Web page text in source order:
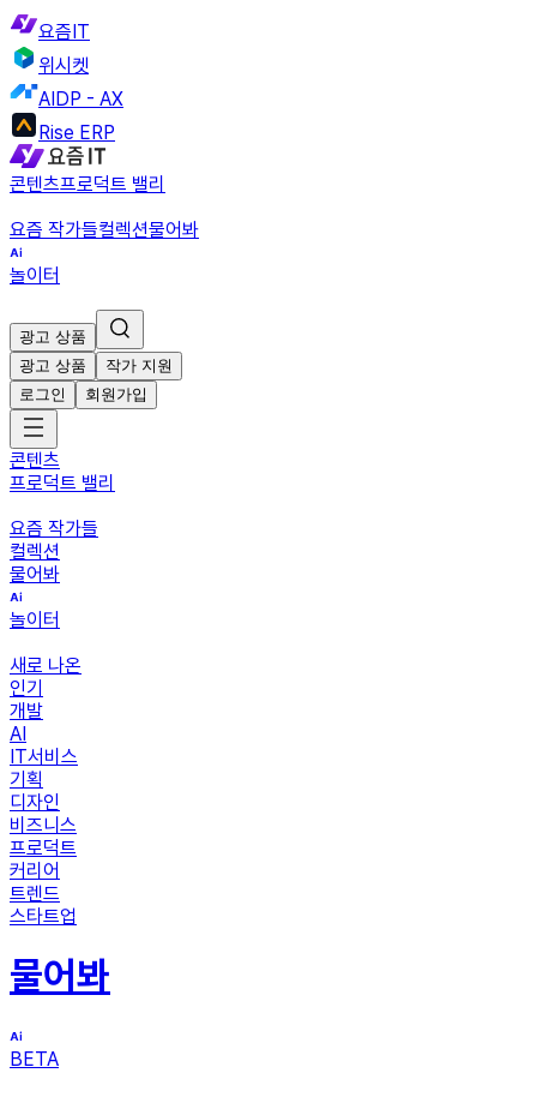
요즘IT
위시켓
AIDP - AX
Rise ERP
콘텐츠프로덕트 밸리
요즘 작가들컬렉션물어봐
놀이터
광고 상품
광고 상품
작가 지원
로그인
회원가입
콘텐츠
프로덕트 밸리
요즘 작가들
컬렉션
물어봐
놀이터
새로 나온
인기
개발
AI
IT서비스
기획
디자인
비즈니스
프로덕트
커리어
트렌드
스타트업
물어봐
BETA